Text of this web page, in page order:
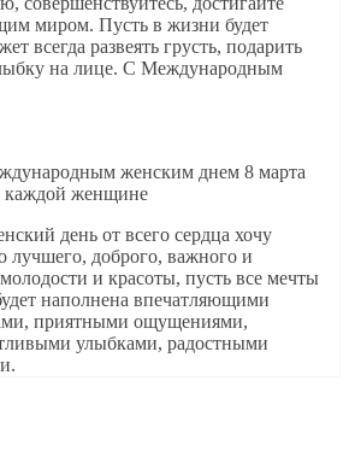
миром. Пусть в жизни будет
всегда развеять грусть, подарить
на лице. С Международным
день от всего сердца хочу
лучшего, доброго, важного и
и красоты, пусть все мечты
наполнена впечатляющими
приятными ощущениями,
улыбками, радостными